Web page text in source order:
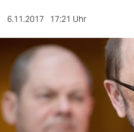
sport
berlin
nord
wahrheit
6.11.2017 17:21 Uhr